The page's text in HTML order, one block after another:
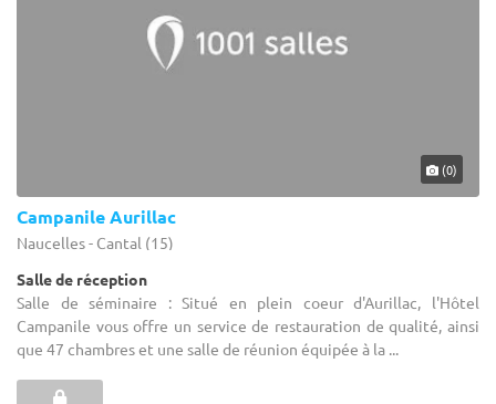
(0)
Campanile Aurillac
Naucelles - Cantal (15)
Salle de réception
Salle de séminaire : Situé en plein coeur d'Aurillac, l'Hôtel
Campanile vous offre un service de restauration de qualité, ainsi
que 47 chambres et une salle de réunion équipée à la ...